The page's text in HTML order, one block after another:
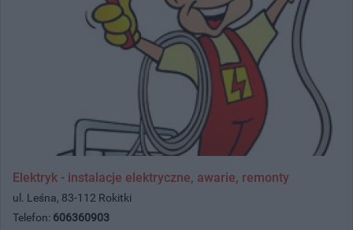
Elektryk - instalacje elektryczne, awarie, remonty
ul. Leśna, 83-112 Rokitki
Telefon: 606360903